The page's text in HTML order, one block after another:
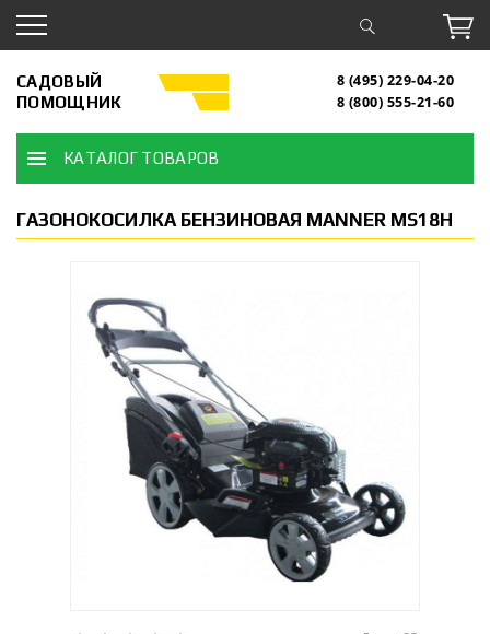
САДОВЫЙ
ПОМОЩНИК
8 (495) 229-04-20
8 (800) 555-21-60
КАТАЛОГ ТОВАРОВ
ГАЗОНОКОСИЛКА БЕНЗИНОВАЯ MANNER MS18H